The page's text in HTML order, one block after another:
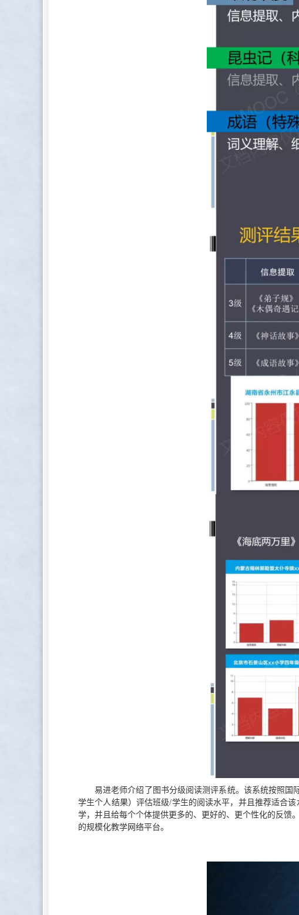
易进老师介绍了图书分级阅读测评系统。该系统按照国
学生个人结果）评估班级/学生的阅读水平，并且推荐适合
学，并且给每个个体提供更多的、更好的、更个性化的反馈
的规模化教学网络平台。